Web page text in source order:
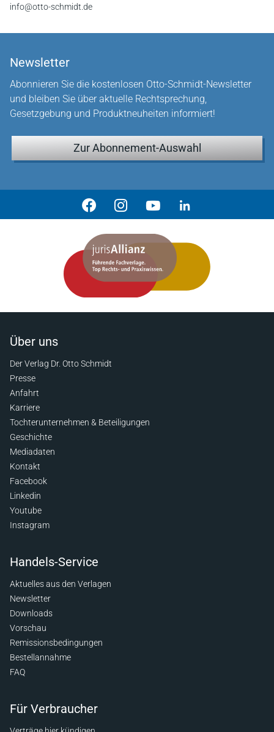
info@otto-schmidt.de
Newsletter
Abonnieren Sie die kostenlosen Otto-Schmidt-Newsletter
und bleiben Sie über aktuelle Rechtsprechung,
Gesetzgebung und Produktneuheiten informiert!
Zur Abonnement-Auswahl
Über uns
Der Verlag Dr. Otto Schmidt
Presse
Anfahrt
Karriere
Tochterunternehmen & Beteiligungen
Geschichte
Mediadaten
Kontakt
Facebook
Linkedin
Youtube
Instagram
Handels-Service
Aktuelles aus den Verlagen
Newsletter
Downloads
Vorschau
Remissionsbedingungen
Bestellannahme
FAQ
Für Verbraucher